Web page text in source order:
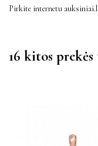
Pirkite internetu
16 kitos